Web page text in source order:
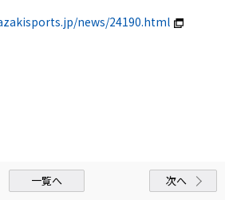
news/24190.html
一覧へ 次へ